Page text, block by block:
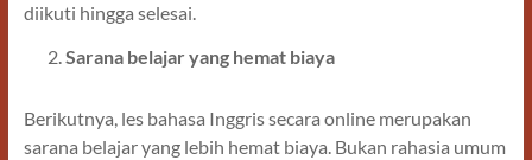
diikuti hingga selesai.
Sarana belajar yang hemat biaya
Berikutnya, les bahasa Inggris secara online merupakan
sarana belajar yang lebih hemat biaya. Bukan rahasia umum